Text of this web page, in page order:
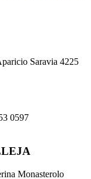
Saravia 4225
0597
Monasterolo